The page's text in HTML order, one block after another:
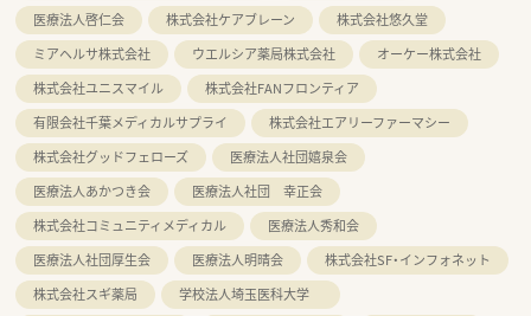
医療法人啓仁会
株式会社ケアブレーン
株式会社悠久堂
ミアヘルサ株式会社
ウエルシア薬局株式会社
オーケー株式会社
株式会社ユニスマイル
株式会社FANフロンティア
有限会社千葉メディカルサプライ
株式会社エアリーファーマシー
株式会社グッドフェローズ
医療法人社団嬉泉会
医療法人あかつき会
医療法人社団 幸正会
株式会社コミュニティメディカル
医療法人秀和会
医療法人社団厚生会
医療法人明晴会
株式会社SF・インフォネット
株式会社スギ薬局
学校法人埼玉医科大学